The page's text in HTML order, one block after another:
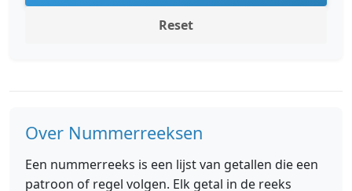
Reset
Over Nummerreeksen
Een nummerreeks is een lijst van getallen die een
patroon of regel volgen. Elk getal in de reeks